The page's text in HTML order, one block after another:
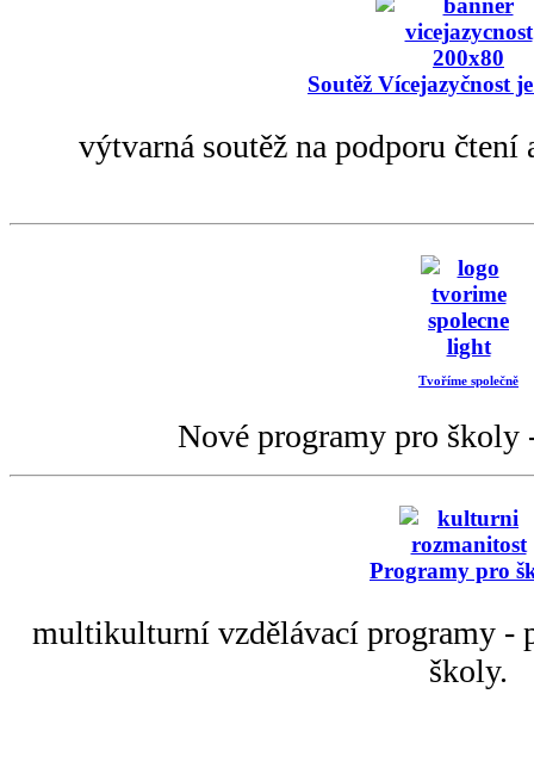
Soutěž Vícejazyčnost
výtvarná soutěž na podporu
Tvoříme společně
Nové programy pro
Programy pro
multikulturní vzdělávací programy -
školy.